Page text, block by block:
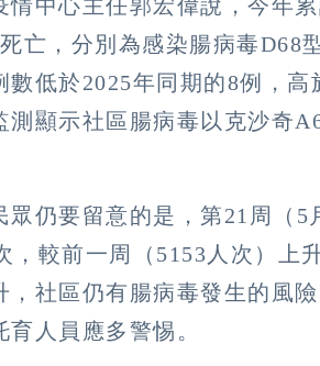
情中心主任郭宏偉說，今年
亡，分別為感染腸病毒D68
數低於2025年同期的8例，
測顯示社區腸病毒以克沙奇
眾仍要留意的是，第21周（
，較前一周（5153人次）上
，社區仍有腸病毒發生的風
育人員應多警惕。